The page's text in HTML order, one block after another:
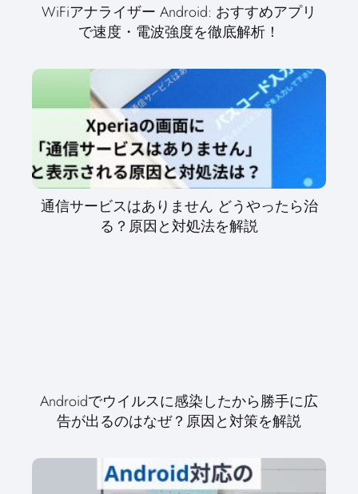
WiFiアナライザー Android: おすすめアプリ
で速度・電波強度を徹底解析！
通信サービスはありません どうやったら治
る？原因と対処法を解説
Androidでウイルスに感染したから勝手に広
告が出るのはなぜ？原因と対策を解説